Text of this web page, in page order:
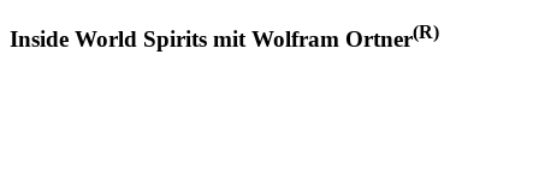
Inside World Spirits mit Wolfram Ortner(R)